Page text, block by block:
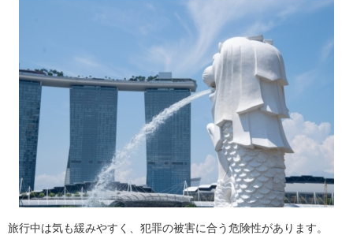
旅行中は気も緩みやすく、犯罪の被害に合う危険性があります。